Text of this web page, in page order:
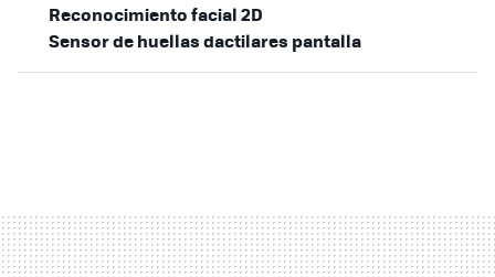
Reconocimiento facial 2D
Sensor de huellas dactilares pantalla